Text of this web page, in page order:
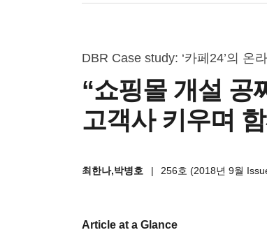
DBR Case study: ‘카페24’의 온
“쇼핑몰 개설 공
고객사 키우며
최한나,박병호 | 256호 (2018년 9월
Article at a Glance